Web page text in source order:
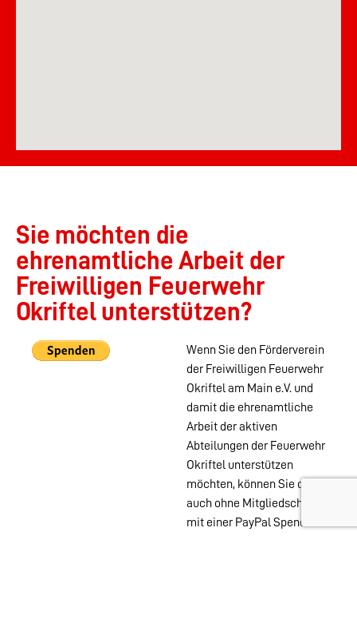
Sie möchten die
ehrenamtliche Arbeit der
Freiwilligen Feuerwehr
Okriftel unterstützen?
Wenn Sie den Förderverein
der Freiwilligen Feuerwehr
Okriftel am Main e.V. und
damit die ehrenamtliche
Arbeit der aktiven
Abteilungen der Feuerwehr
Okriftel unterstützen
möchten, können Sie das
auch ohne Mitgliedschaft
mit einer PayPal Spende